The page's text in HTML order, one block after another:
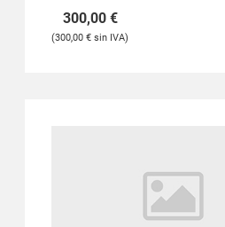
300,00 €
300,00€